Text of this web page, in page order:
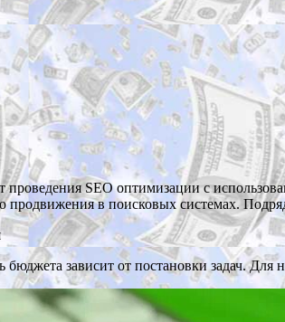
проведения SEO оптимизации с
продвижения в поисковых системах.
бюджета зависит от постановки задач.